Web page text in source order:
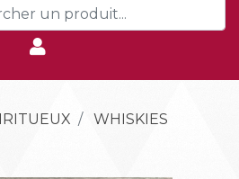
WHISKIES